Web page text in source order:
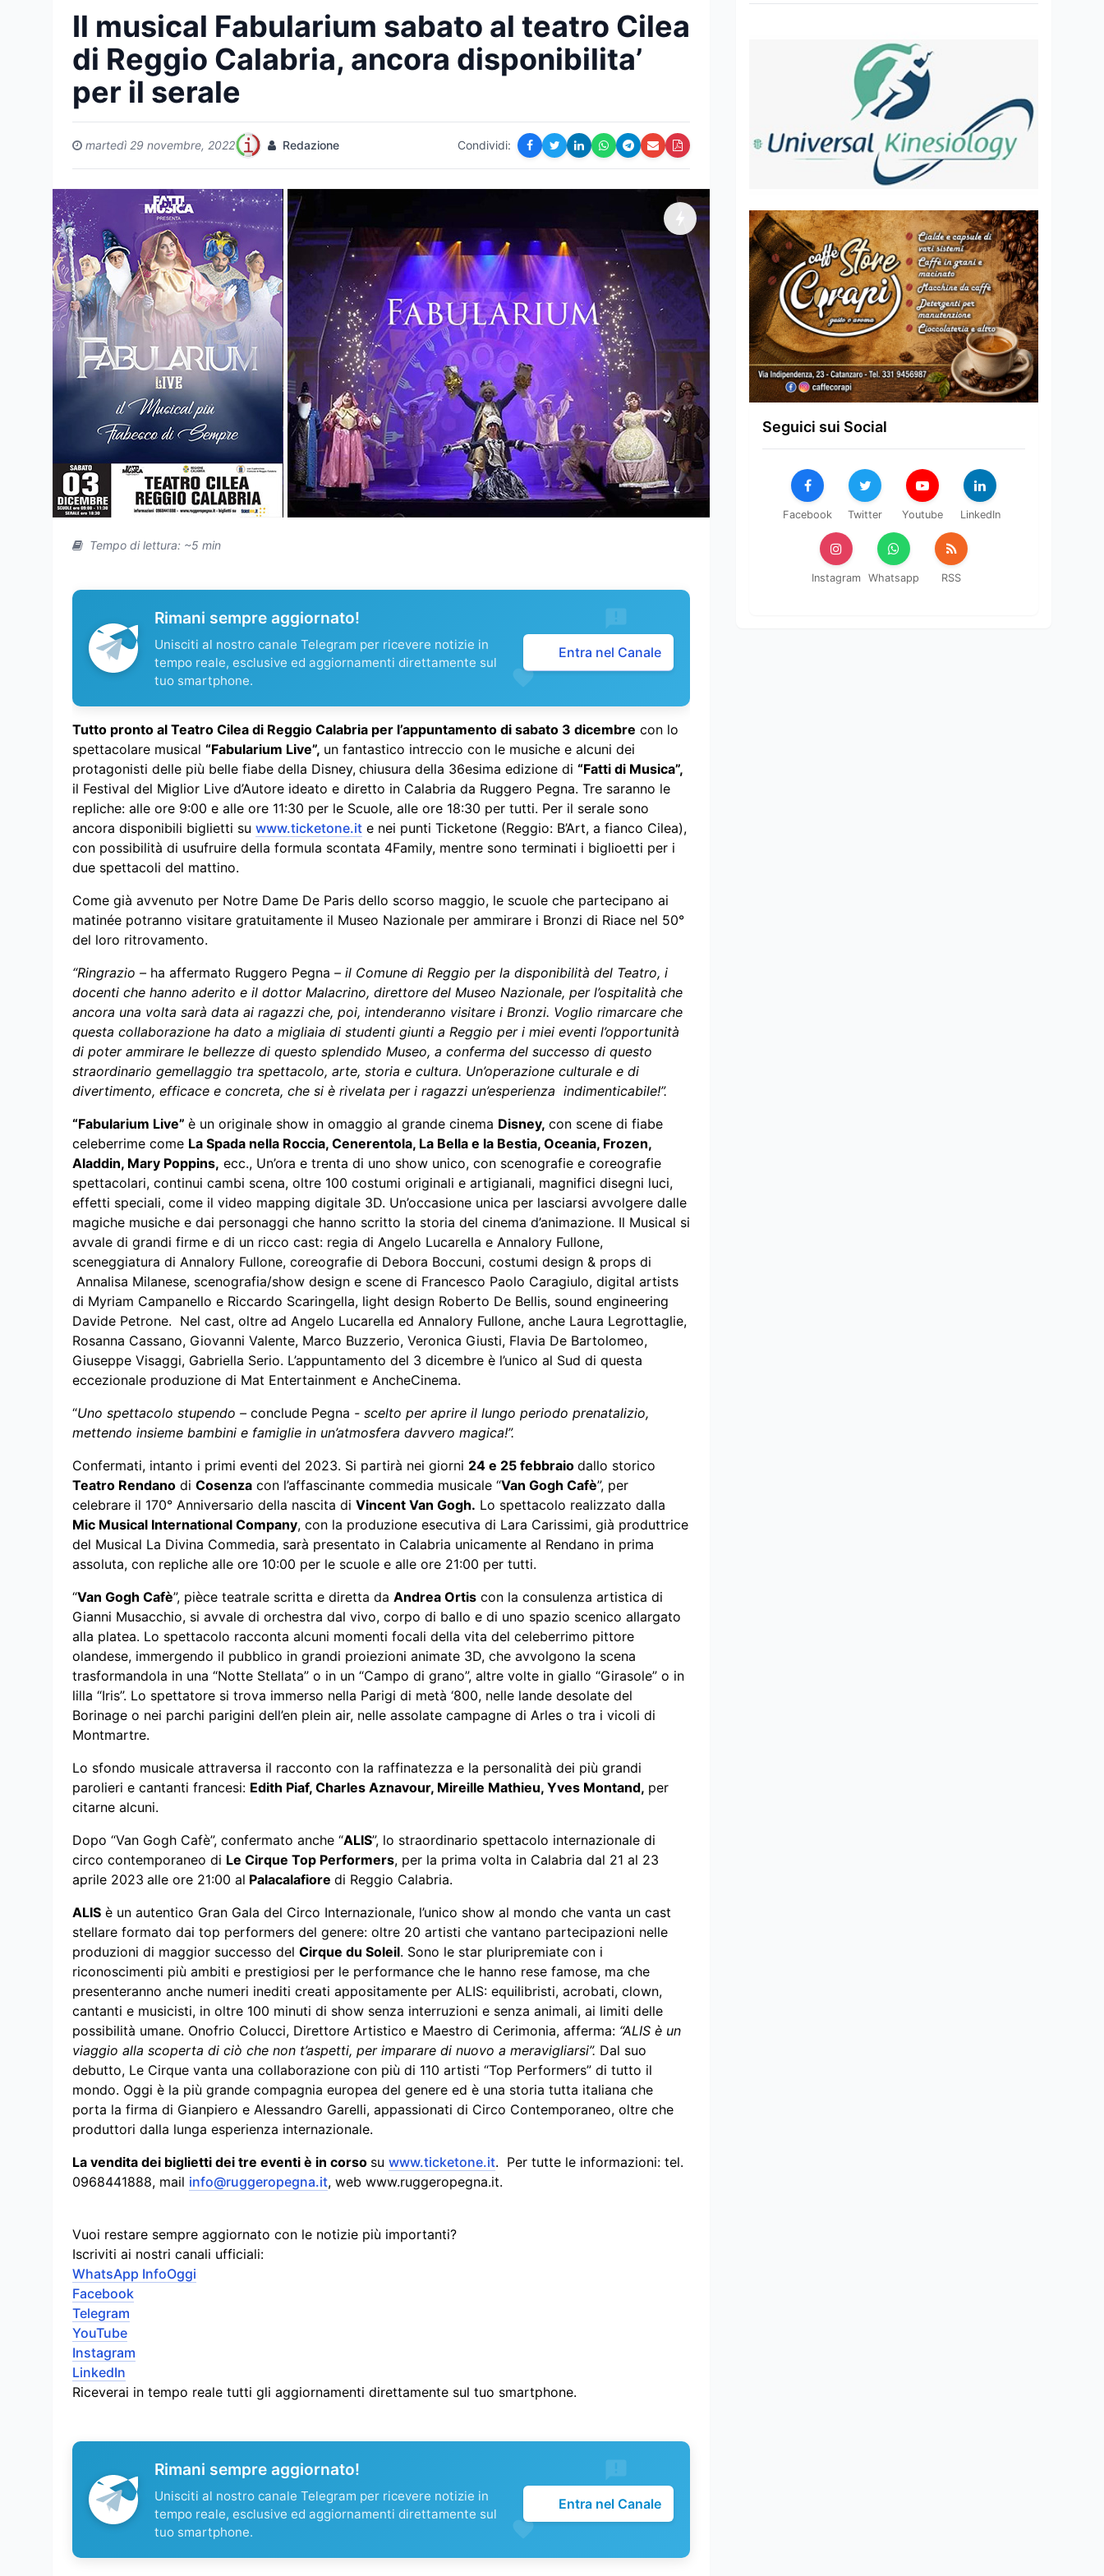
Il musical Fabularium sabato al teatro Cilea
di Reggio Calabria, ancora disponibilita’
per il serale
martedì 29 novembre, 2022 Redazione Condividi:
Tempo di lettura: ~5 min
Rimani sempre aggiornato!
Unisciti al nostro canale Telegram per ricevere notizie in
tempo reale, esclusive ed aggiornamenti direttamente sul
tuo smartphone.
Entra nel Canale
Tutto pronto al Teatro Cilea di Reggio Calabria per l’appuntamento di sabato 3 dicembre con lo
spettacolare musical “Fabularium Live”, un fantastico intreccio con le musiche e alcuni dei
protagonisti delle più belle fiabe della Disney, chiusura della 36esima edizione di “Fatti di Musica”,
il Festival del Miglior Live d’Autore ideato e diretto in Calabria da Ruggero Pegna. Tre saranno le
repliche: alle ore 9:00 e alle ore 11:30 per le Scuole, alle ore 18:30 per tutti. Per il serale sono
ancora disponibili biglietti su www.ticketone.it e nei punti Ticketone (Reggio: B’Art, a fianco Cilea),
con possibilità di usufruire della formula scontata 4Family, mentre sono terminati i biglioetti per i
due spettacoli del mattino.
Come già avvenuto per Notre Dame De Paris dello scorso maggio, le scuole che partecipano ai
matinée potranno visitare gratuitamente il Museo Nazionale per ammirare i Bronzi di Riace nel 50°
del loro ritrovamento.
“Ringrazio – ha affermato Ruggero Pegna – il Comune di Reggio per la disponibilità del Teatro, i
docenti che hanno aderito e il dottor Malacrino, direttore del Museo Nazionale, per l’ospitalità che
ancora una volta sarà data ai ragazzi che, poi, intenderanno visitare i Bronzi. Voglio rimarcare che
questa collaborazione ha dato a migliaia di studenti giunti a Reggio per i miei eventi l’opportunità
di poter ammirare le bellezze di questo splendido Museo, a conferma del successo di questo
straordinario gemellaggio tra spettacolo, arte, storia e cultura. Un’operazione culturale e di
divertimento, efficace e concreta, che si è rivelata per i ragazzi un’esperienza indimenticabile!”.
“Fabularium Live” è un originale show in omaggio al grande cinema Disney, con scene di fiabe
celeberrime come La Spada nella Roccia, Cenerentola, La Bella e la Bestia, Oceania, Frozen,
Aladdin, Mary Poppins, ecc., Un’ora e trenta di uno show unico, con scenografie e coreografie
spettacolari, continui cambi scena, oltre 100 costumi originali e artigianali, magnifici disegni luci,
effetti speciali, come il video mapping digitale 3D. Un’occasione unica per lasciarsi avvolgere dalle
magiche musiche e dai personaggi che hanno scritto la storia del cinema d’animazione. Il Musical si
avvale di grandi firme e di un ricco cast: regia di Angelo Lucarella e Annalory Fullone,
sceneggiatura di Annalory Fullone, coreografie di Debora Boccuni, costumi design & props di
Annalisa Milanese, scenografia/show design e scene di Francesco Paolo Caragiulo, digital artists
di Myriam Campanello e Riccardo Scaringella, light design Roberto De Bellis, sound engineering
Davide Petrone. Nel cast, oltre ad Angelo Lucarella ed Annalory Fullone, anche Laura Legrottaglie,
Rosanna Cassano, Giovanni Valente, Marco Buzzerio, Veronica Giusti, Flavia De Bartolomeo,
Giuseppe Visaggi, Gabriella Serio. L’appuntamento del 3 dicembre è l’unico al Sud di questa
eccezionale produzione di Mat Entertainment e AncheCinema.
“Uno spettacolo stupendo – conclude Pegna - scelto per aprire il lungo periodo prenatalizio,
mettendo insieme bambini e famiglie in un’atmosfera davvero magica!”.
Confermati, intanto i primi eventi del 2023. Si partirà nei giorni 24 e 25 febbraio dallo storico
Teatro Rendano di Cosenza con l’affascinante commedia musicale “Van Gogh Cafè”, per
celebrare il 170° Anniversario della nascita di Vincent Van Gogh. Lo spettacolo realizzato dalla
Mic Musical International Company, con la produzione esecutiva di Lara Carissimi, già produttrice
del Musical La Divina Commedia, sarà presentato in Calabria unicamente al Rendano in prima
assoluta, con repliche alle ore 10:00 per le scuole e alle ore 21:00 per tutti.
“Van Gogh Cafè”, pièce teatrale scritta e diretta da Andrea Ortis con la consulenza artistica di
Gianni Musacchio, si avvale di orchestra dal vivo, corpo di ballo e di uno spazio scenico allargato
alla platea. Lo spettacolo racconta alcuni momenti focali della vita del celeberrimo pittore
olandese, immergendo il pubblico in grandi proiezioni animate 3D, che avvolgono la scena
trasformandola in una “Notte Stellata” o in un “Campo di grano”, altre volte in giallo “Girasole” o in
lilla “Iris”. Lo spettatore si trova immerso nella Parigi di metà ‘800, nelle lande desolate del
Borinage o nei parchi parigini dell’en plein air, nelle assolate campagne di Arles o tra i vicoli di
Montmartre.
Lo sfondo musicale attraversa il racconto con la raffinatezza e la personalità dei più grandi
parolieri e cantanti francesi: Edith Piaf, Charles Aznavour, Mireille Mathieu, Yves Montand, per
citarne alcuni.
Dopo “Van Gogh Cafè”, confermato anche “ALIS”, lo straordinario spettacolo internazionale di
circo contemporaneo di Le Cirque Top Performers, per la prima volta in Calabria dal 21 al 23
aprile 2023 alle ore 21:00 al Palacalafiore di Reggio Calabria.
ALIS è un autentico Gran Gala del Circo Internazionale, l’unico show al mondo che vanta un cast
stellare formato dai top performers del genere: oltre 20 artisti che vantano partecipazioni nelle
produzioni di maggior successo del Cirque du Soleil. Sono le star pluripremiate con i
riconoscimenti più ambiti e prestigiosi per le performance che le hanno rese famose, ma che
presenteranno anche numeri inediti creati appositamente per ALIS: equilibristi, acrobati, clown,
cantanti e musicisti, in oltre 100 minuti di show senza interruzioni e senza animali, ai limiti delle
possibilità umane. Onofrio Colucci, Direttore Artistico e Maestro di Cerimonia, afferma: “ALIS è un
viaggio alla scoperta di ciò che non t’aspetti, per imparare di nuovo a meravigliarsi”. Dal suo
debutto, Le Cirque vanta una collaborazione con più di 110 artisti “Top Performers” di tutto il
mondo. Oggi è la più grande compagnia europea del genere ed è una storia tutta italiana che
porta la firma di Gianpiero e Alessandro Garelli, appassionati di Circo Contemporaneo, oltre che
produttori dalla lunga esperienza internazionale.
La vendita dei biglietti dei tre eventi è in corso su www.ticketone.it. Per tutte le informazioni: tel.
0968441888, mail info@ruggeropegna.it, web www.ruggeropegna.it.
Vuoi restare sempre aggiornato con le notizie più importanti?
Iscriviti ai nostri canali ufficiali:
WhatsApp InfoOggi
Facebook
Telegram
YouTube
Instagram
LinkedIn
Riceverai in tempo reale tutti gli aggiornamenti direttamente sul tuo smartphone.
Rimani sempre aggiornato!
Unisciti al nostro canale Telegram per ricevere notizie in
tempo reale, esclusive ed aggiornamenti direttamente sul
tuo smartphone.
Entra nel Canale
Seguici sui Social
Facebook Twitter Youtube LinkedIn
Instagram Whatsapp RSS